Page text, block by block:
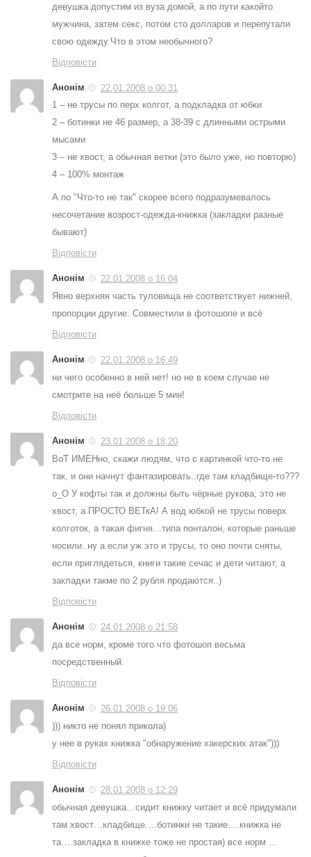
девушка допустим из вуза домой, а по пути какойто
мужчина, затем секс, потом сто долларов и перепутали
свою одежду.Что в этом необычного?
Відповісти
Анонім
22.01.2008 о 00:31
1 – не трусы по перх колгот, а подкладка от юбки
2 – ботинки не 46 размер, а 38-39 с длинными острыми
мысами
3 – не хвост, а обычная ветки (это было уже, но повторю)
4 – 100% монтаж
А по "Что-то не так" скорее всего подразумевалось
несочетание возрост-одежда-книжка (закладки разные
бывают)
Відповісти
Анонім
22.01.2008 о 16:04
Явно верхняя часть туловища не соответствует нижней,
пропорции другие. Совместили в фотошопе и всё
Відповісти
Анонім
22.01.2008 о 16:49
ни чего особенно в ней нет! но не в коем случае не
смотрите на неё больше 5 мин!
Відповісти
Анонім
23.01.2008 о 18:20
ВоТ ИМЕНно, скажи людям, что с картинкой что-то не
так, и они начнут фантазировать..где там кладбище-то???
о_О У кофты так и должны быть чёрные рукова, это не
хвост, а ПРОСТО ВЕТкА! А вод юбкой не трусы поверх
колготок, а такая фигня…типа понталон, которые раньше
носили..ну а если уж это и трусы, то оно почти сняты,
если приглядеться, книги такие сечас и дети читают, а
закладки такме по 2 рубля продаются..)
Відповісти
Анонім
24.01.2008 о 21:58
да все норм, кроме того что фотошоп весьма
посредственный.
Відповісти
Анонім
26.01.2008 о 19:06
))) никто не понял прикола)
у нее в руках книжка "обнаружение хакерских атак")))
Відповісти
Анонім
28.01.2008 о 12:29
обычная девушка…сидит книжку читает и всё придумали
там хвост…кладбище….ботинки не такие….книжка не
та….закладка в книжке тоже не простая) все норм …